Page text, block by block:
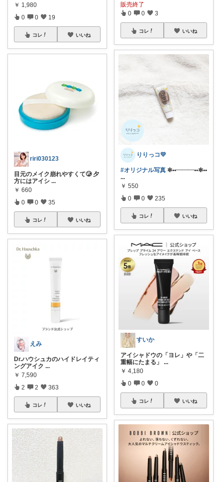
￥ 1,980
0 0 19
コレ いいね
riri030123
目元のメイク崩れやすくて🥲 夕
方にはアイシ ...
￥ 660
0 0 35
コレ いいね
えみ
Dr.ハウシュカのハイドレイティ
ングアイク ...
￥ 7,590
2 2 363
コレ いいね
販売終了
0 0 3
コレ いいね
りりっコ💛
#オリジナル写真 ✼••┈┈┈••✼••
...
￥ 550
0 0 235
コレ いいね
すいか
アイシャドウの「ヨレ」や「二
重幅にたまる」
...
￥ 4,180
0 0 0
コレ いいね